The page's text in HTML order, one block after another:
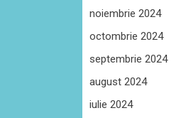
noiembrie 2024
octombrie 2024
septembrie 2024
august 2024
iulie 2024